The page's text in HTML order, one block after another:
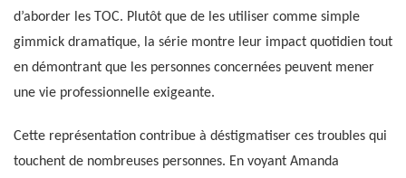
d’aborder les TOC. Plutôt que de les utiliser comme simple
gimmick dramatique, la série montre leur impact quotidien tout
en démontrant que les personnes concernées peuvent mener
une vie professionnelle exigeante.
Cette représentation contribue à déstigmatiser ces troubles qui
touchent de nombreuses personnes. En voyant Amanda